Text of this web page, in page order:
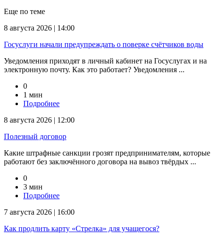
Еще по теме
8 августа 2026 | 14:00
Госуслуги начали предупреждать о поверке счётчиков воды
Уведомления приходят в личный кабинет на Госуслугах и на
электронную почту. Как это работает? Уведомления ...
0
1 мин
Подробнее
8 августа 2026 | 12:00
Полезный договор
Какие штрафные санкции грозят предпринимателям, которые
работают без заключённого договора на вывоз твёрдых ...
0
3 мин
Подробнее
7 августа 2026 | 16:00
Как продлить карту «Стрелка» для учащегося?